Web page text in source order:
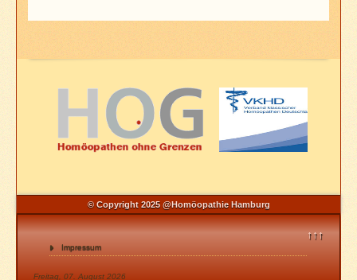
© Copyright 2025 @Homöopathie Hamburg
↑↑↑
Impressum
Freitag, 07. August 2026